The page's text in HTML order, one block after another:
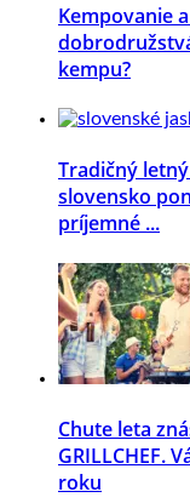
Kempovanie
kempu?
Tradičný
slovensko
príjemné ...
Chute leta
GRILLCHEF.
roku